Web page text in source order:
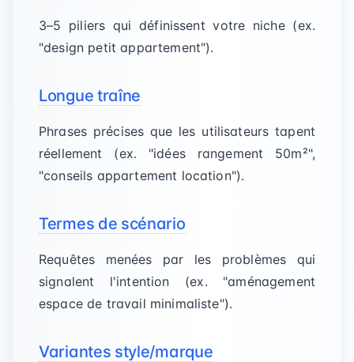
3–5 piliers qui définissent votre niche (ex.
"design petit appartement").
Longue traîne
Phrases précises que les utilisateurs tapent
réellement (ex. "idées rangement 50m²",
"conseils appartement location").
Termes de scénario
Requêtes menées par les problèmes qui
signalent l'intention (ex. "aménagement
espace de travail minimaliste").
Variantes style/marque